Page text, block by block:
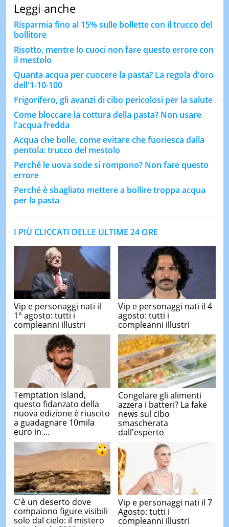
Leggi anche
Risparmia fino al 15% sulle bollette con il trucco del
bollitore
Risotto, mentre lo cuoci non fare questo errore con
il mestolo
Quanta acqua per cuocere la pasta? La regola d'oro
dell'1-10-100
Frigorifero, gli avanzi di cibo pericolosi per la salute
Come bloccare la cottura della pasta? Non usare
l'acqua fredda
Acqua che bolle, come evitare che fuoriesca dalla
pentola: trucco del mestolo
Perché le uova sode si rompono? Non fare questo
errore
Perché è sbagliato mettere a bollire troppa acqua
per la pasta
I PIÙ CLICCATI DELLE ULTIME 24 ORE
Vip e personaggi nati il
1° agosto: tutti i
compleanni illustri
Vip e personaggi nati il 4
agosto: tutti i
compleanni illustri
Temptation Island,
questo fidanzato della
nuova edizione è riuscito
a guadagnare 10mila
euro in ...
Congelare gli alimenti
azzera i batteri? La fake
news sul cibo
smascherata
dall'esperto
C'è un deserto dove
compaiono figure visibili
solo dal cielo: il mistero
Vip e personaggi nati il 7
Agosto: tutti i
compleanni illustri